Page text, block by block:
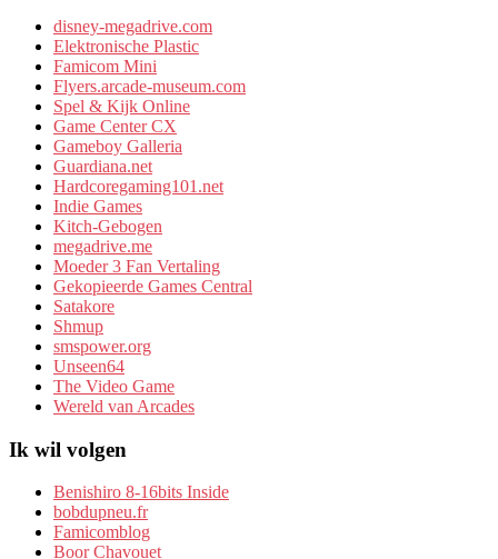
disney-megadrive.com
Elektronische Plastic
Famicom Mini
Flyers.arcade-museum.com
Spel & Kijk Online
Game Center CX
Gameboy Galleria
Guardiana.net
Hardcoregaming101.net
Indie Games
Kitch-Gebogen
megadrive.me
Moeder 3 Fan Vertaling
Gekopieerde Games Central
Satakore
Shmup
smspower.org
Unseen64
The Video Game
Wereld van Arcades
Ik wil volgen
Benishiro 8-16bits Inside
bobdupneu.fr
Famicomblog
Boor Chavouet